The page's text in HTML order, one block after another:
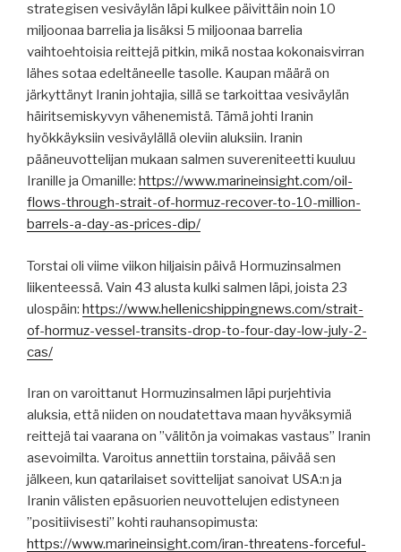
strategisen vesiväylän läpi kulkee päivittäin noin 10
miljoonaa barrelia ja lisäksi 5 miljoonaa barrelia
vaihtoehtoisia reittejä pitkin, mikä nostaa kokonaisvirran
lähes sotaa edeltäneelle tasolle. Kaupan määrä on
järkyttänyt Iranin johtajia, sillä se tarkoittaa vesiväylän
häiritsemiskyvyn vähenemistä. Tämä johti Iranin
hyökkäyksiin vesiväylällä oleviin aluksiin. Iranin
pääneuvottelijan mukaan salmen suvereniteetti kuuluu
Iranille ja Omanille: https://www.marineinsight.com/oil-
flows-through-strait-of-hormuz-recover-to-10-million-
barrels-a-day-as-prices-dip/
Torstai oli viime viikon hiljaisin päivä Hormuzinsalmen
liikenteessä. Vain 43 alusta kulki salmen läpi, joista 23
ulospäin: https://www.hellenicshippingnews.com/strait-
of-hormuz-vessel-transits-drop-to-four-day-low-july-2-
cas/
Iran on varoittanut Hormuzinsalmen läpi purjehtivia
aluksia, että niiden on noudatettava maan hyväksymiä
reittejä tai vaarana on ”välitön ja voimakas vastaus” Iranin
asevoimilta. Varoitus annettiin torstaina, päivää sen
jälkeen, kun qatarilaiset sovittelijat sanoivat USA:n ja
Iranin välisten epäsuorien neuvottelujen edistyneen
”positiivisesti” kohti rauhansopimusta:
https://www.marineinsight.com/iran-threatens-forceful-